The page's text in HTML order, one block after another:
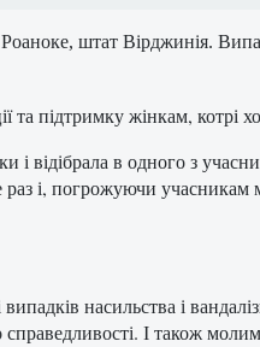
Роаноке, штат Вірджинія.
та підтримку жінкам, котрі
і відібрала в одного з
і, погрожуючи учасникам
насильства і
І також